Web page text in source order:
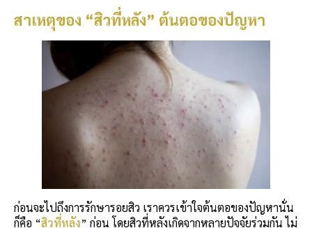
สาเหตุของ “สิวที่หลัง” ต้นตอของปัญหา
ก่อนจะไปถึงการรักษารอยสิว เราควรเข้าใจต้นตอของปัญหานั่น
ก็คือ “สิวที่หลัง” ก่อน โดยสิวที่หลังเกิดจากหลายปัจจัยร่วมกัน ไม่